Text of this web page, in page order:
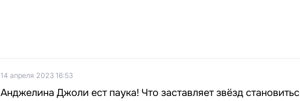
14 апреля 2023 16:53
Анджелина Джоли ест паука! Что заставляет звёзд